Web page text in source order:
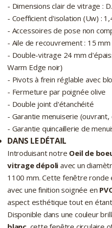
- Dimensions clair de vitrage :
- Coefficient d'isolation (Uw) :
- Accessoires de pose non
- Aile de recouvrement : 15 mm
- Double-vitrage 24 mm
Warm Edge noir)
- Pivots à frein réglable avec
- Fermeture par poignée olive
- Double joint d'étanchéité
- Garantie menuiserie
- Garantie quincaillerie de
DANS LE DÉTAIL
Introduisant notre Oeil de
vitrage dépoli avec un
1100 mm. Cette fenêtre
avec une finition soignée en
aspect esthétique tout en
Disponible dans une couleur